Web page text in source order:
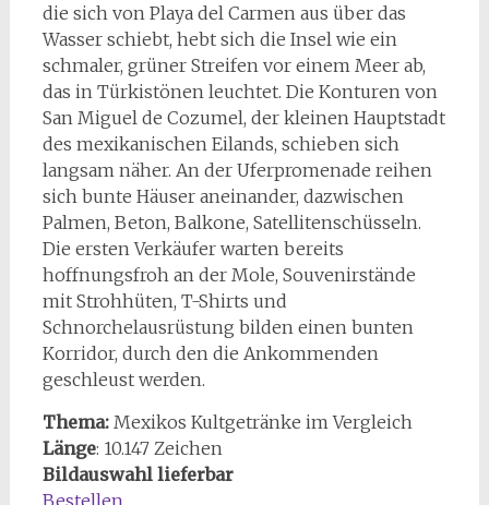
die sich von Playa del Carmen aus über das
Wasser schiebt, hebt sich die Insel wie ein
schmaler, grüner Streifen vor einem Meer ab,
das in Türkistönen leuchtet. Die Konturen von
San Miguel de Cozumel, der kleinen Hauptstadt
des mexikanischen Eilands, schieben sich
langsam näher. An der Uferpromenade reihen
sich bunte Häuser aneinander, dazwischen
Palmen, Beton, Balkone, Satellitenschüsseln.
Die ersten Verkäufer warten bereits
hoffnungsfroh an der Mole, Souvenirstände
mit Strohhüten, T-Shirts und
Schnorchelausrüstung bilden einen bunten
Korridor, durch den die Ankommenden
geschleust werden.
Thema: Mexikos Kultgetränke im Vergleich
Länge: 10.147 Zeichen
Bildauswahl lieferbar
Bestellen